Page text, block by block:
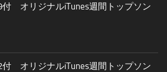
付 オリジナルiTunes週間トップソン
付 オリジナルiTunes週間トップソン